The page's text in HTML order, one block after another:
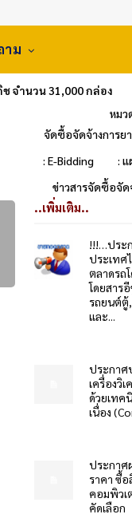
าม
จำนวน 31,000 กล่อง
หมว
จัดซื้อจัดจ้างการย
: E-Bidding
:
ข่าวสารจัดซื้อจัด
..เพิ่มเติม..
!!!…ประ
ประเทศ
ตลาดรถ
โดยสาร
รถยนต์ตู้
และ...
ประกาศ
เครื่องวิ
ด้วยเทค
เนื่อง
ประกาศ
ราคา ซื้
คอมพิวเ
คัดเลือก